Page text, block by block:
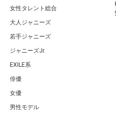
女性タレント総合
大人ジャニーズ
若手ジャニーズ
ジャニーズJr.
EXILE系
俳優
女優
男性モデル